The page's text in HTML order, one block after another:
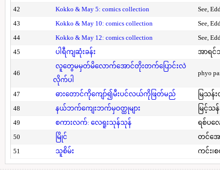
42
Kokko & May 5: comics collection
See,
43
Kokko & May 10: comics collection
See,
44
Kokko & May 12: comics collection
See,
45
ပါရီကျဆုံးခန်း အာရင်
46
လူတွေမမှတ်မိလောက်အောင်တိုးတက်ပြောင်းလဲ
လိုက်ပါ
phyo
47 ဓားတောင်ကိုကျော်၍မီးပင်လယ်ကိုဖြတ်မည်
မြသန်
48
နယ်ဘက်ကျေးဘက်မှဝတ္ထုများ
မြင့်သန်
49
စကားလက်: လေရူးသုန်သုန်
ရစ်ပလ
50
မြိုင်
တင်အေ
51
သူစိမ်း ကင်း၊